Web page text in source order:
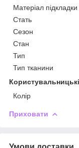
Матеріал підкладки
Стать
Сезон
Стан
Тип
Тип тканини
Колір
Приховати